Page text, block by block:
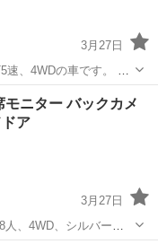
3月27日
、4WDの車です。 ８
スライドドアなど付き
ントです。 お買い得な
ニター バックカメ
ア
3月27日
、4WD、シルバー、